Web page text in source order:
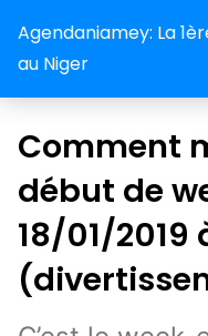
Agendaniamey: La
au Niger
Comment
début de
18/01/2019